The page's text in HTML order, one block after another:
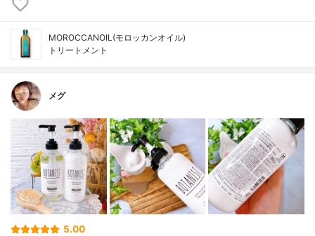
MOROCCANOIL(モロッカンオイル)
トリートメント
メグ
5.00